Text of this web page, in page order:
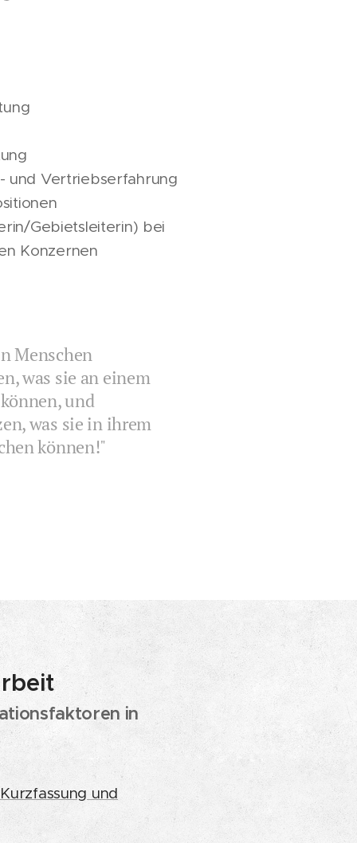
und Vertriebserfahrung
Gebietsleiterin) bei
Konzernen
Menschen
was sie an einem
und
was sie in ihrem
können!"
in
und